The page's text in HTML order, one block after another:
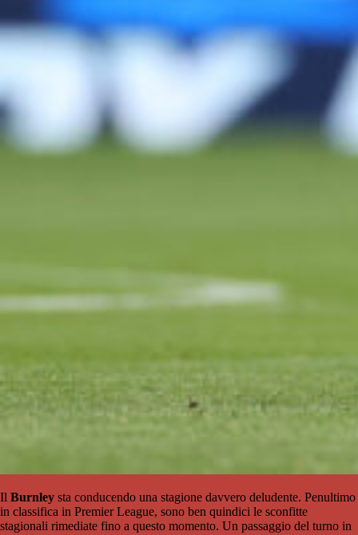
Il Burnley sta conducendo una stagione davvero deludente. Penultimo
in classifica in Premier League, sono ben quindici le sconfitte
stagionali rimediate fino a questo momento. Un passaggio del turno in